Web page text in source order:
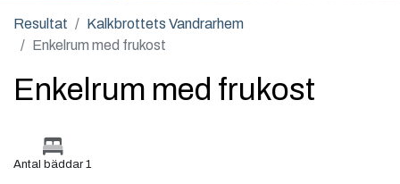
Resultat
Kalkbrottets Vandrarhem
Enkelrum med frukost
Enkelrum med frukost
Antal bäddar 1